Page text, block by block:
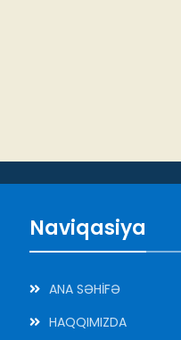
Naviqasiya
ANA SƏHİFƏ
HAQQIMIZDA